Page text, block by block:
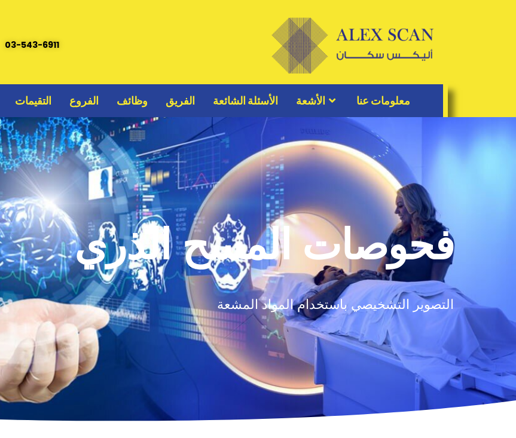
03-543-6911
التقيمات الفروع وظائف الفريق الأسئلة الشائعة الأشعة معلومات عنا
فحوصات المسح الذري
التصوير التشخيصي باستخدام المواد المشعة